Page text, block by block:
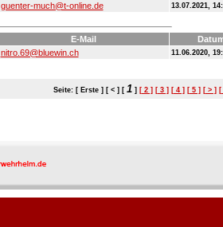
guenter-much@t-online.de 13.07.2021,
E-Mail
nitro.69@bluewin.ch 11.06.2020,
Seite: [ Erste ] [ < ] [ 1] [ 2 ] [ 3 ] [ 4 ] [ 5 ] [ > ] [